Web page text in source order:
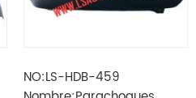
NO:LS-HDB-459